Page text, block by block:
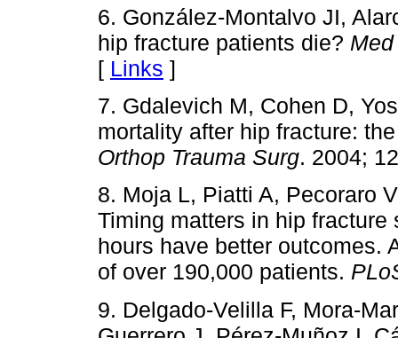
6. González-Montalvo JI,
hip fracture patients die?
[ Links ]
7. Gdalevich M, Cohen D,
mortality after hip fracture:
Orthop Trauma Surg. 2004;
8. Moja L, Piatti A, Pecoraro
Timing matters in hip
hours have better outcomes.
of over 190,000 patients.
9. Delgado-Velilla F, Mora-